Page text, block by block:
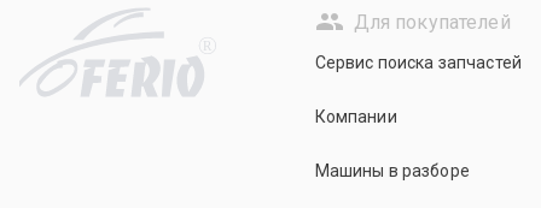
R
Для покупателей
Сервис поиска запчастей
Компании
Машины в разборе